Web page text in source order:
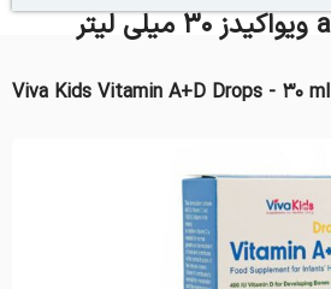
Viva Kids Vitamin A+D Drops - 30 ml